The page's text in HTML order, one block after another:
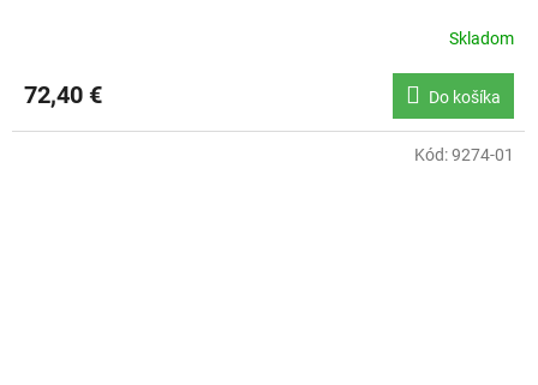
Skladom
72,40 € Do košíka
Kód:9274-01